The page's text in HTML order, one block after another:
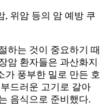
, 위암 등의 암 예방 쿠
하는 것이 중요하기 때
암 환자들은 과산화지
가 풍부한 밀로 만든 호
드러운 고기로 갈아
음식으로 준비했다.